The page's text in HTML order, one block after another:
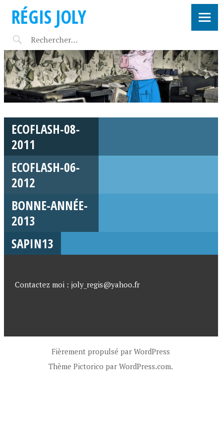
RÉGIS JOLY
ECOFLASH-08-
2011
ECOFLASH-06-
2012
BONNE-ANNÉE-
2013
SAPIN13
Contactez moi : joly_regis@yahoo.fr
Fièrement propulsé par WordPress
Thème Pictorico parWordPress.com.